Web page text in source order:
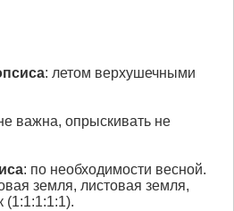
: летом верхушечными
важна, опрыскивать не
: по необходимости весной.
земля, листовая земля,
(1:1:1:1:1).